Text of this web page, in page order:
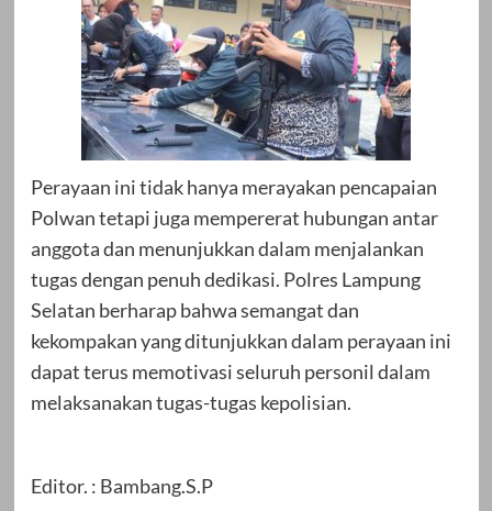
Perayaan ini tidak hanya merayakan pencapaian
Polwan tetapi juga mempererat hubungan antar
anggota dan menunjukkan dalam menjalankan
tugas dengan penuh dedikasi. Polres Lampung
Selatan berharap bahwa semangat dan
kekompakan yang ditunjukkan dalam perayaan ini
dapat terus memotivasi seluruh personil dalam
melaksanakan tugas-tugas kepolisian.
Editor. : Bambang.S.P